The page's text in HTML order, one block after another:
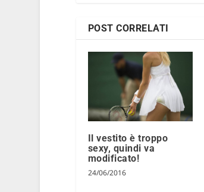
POST CORRELATI
Il vestito è troppo
sexy, quindi va
modificato!
24/06/2016